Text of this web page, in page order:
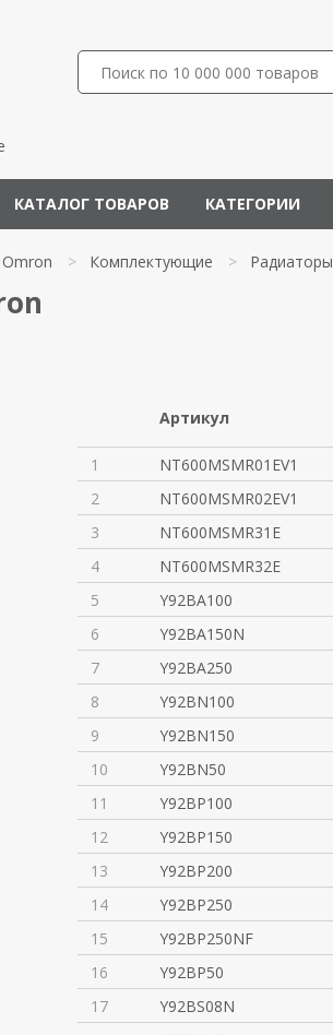
КАТАЛОГ ТОВАРОВ КАТЕГОРИИ
Omron > Комплектующие > Радиаторы
Артикул
1 NT600MSMR01EV1
2 NT600MSMR02EV1
3 NT600MSMR31E
4 NT600MSMR32E
5 Y92BA100
6 Y92BA150N
7 Y92BA250
8 Y92BN100
9 Y92BN150
10 Y92BN50
11 Y92BP100
12 Y92BP150
13 Y92BP200
14 Y92BP250
15 Y92BP250NF
16 Y92BP50
17 Y92BS08N